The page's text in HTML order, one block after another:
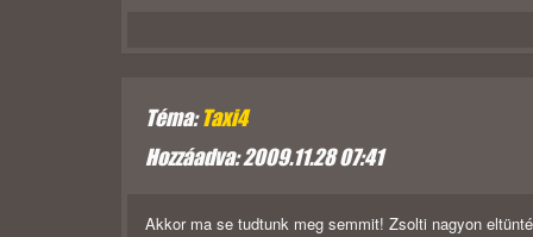
Téma:Taxi4
Hozzáadva: 2009.11.28 07:41
Akkor ma se tudtunk meg semmit! Zsolti nagyon